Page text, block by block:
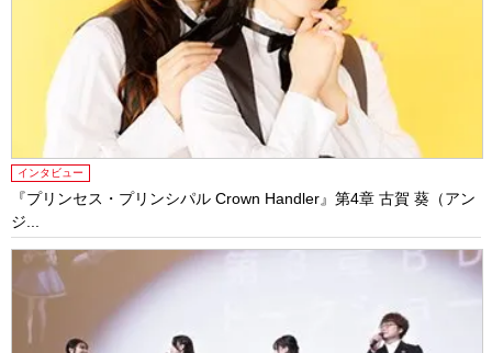
インタビュー
『プリンセス・プリンシパル Crown Handler』第4章 古賀 葵（アン
ジ...